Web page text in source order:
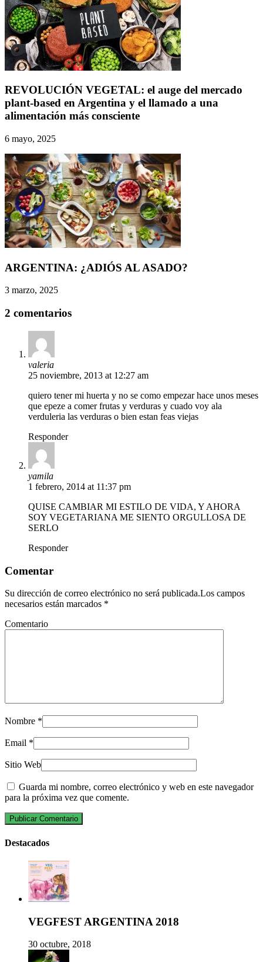
REVOLUCIÓN VEGETAL: el auge del mercado
plant-based en Argentina y el llamado a una
alimentación más consciente
6 mayo, 2025
ARGENTINA: ¿ADIÓS AL ASADO?
3 marzo, 2025
2 comentarios
valeria
25 noviembre, 2013 at 12:27 am
quiero tener mi huerta y no se como empezar hace unos meses
que epeze a comer frutas y verduras y cuado voy ala
verduleria las verduras o bien estan feas viejas
Responder
yamila
1 febrero, 2014 at 11:37 pm
QUISE CAMBIAR MI ESTILO DE VIDA, Y AHORA
SOY VEGETARIANA ME SIENTO ORGULLOSA DE
SERLO
Responder
Comentar
Su dirección de correo electrónico no será publicada.Los campos
necesarios están marcados *
Comentario
Nombre *
Email *
Sitio Web
Guarda mi nombre, correo electrónico y web en este navegador
para la próxima vez que comente.
Destacados
VEGFEST ARGENTINA 2018
30 octubre, 2018